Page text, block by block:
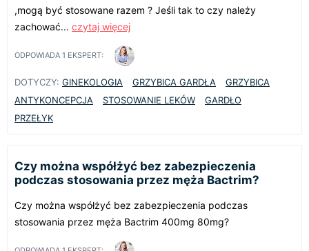
,mogą być stosowane razem ? Jeśli tak to czy należy
zachować... czytaj więcej
ODPOWIADA 1 EKSPERT:
DOTYCZY: GINEKOLOGIA GRZYBICA GARDŁA
GRZYBICA
ANTYKONCEPCJA
STOSOWANIE LEKÓW
GARDŁO
PRZEŁYK
Czy można współżyć bez zabezpieczenia
podczas stosowania przez męża Bactrim?
Czy można współżyć bez zabezpieczenia podczas
stosowania przez męża Bactrim 400mg 80mg?